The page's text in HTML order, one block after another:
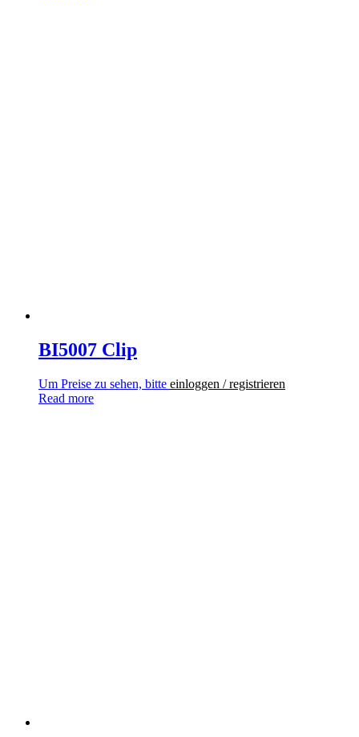
BI5007 Clip
Um Preise zu sehen, bitte einloggen / registrieren
Read more